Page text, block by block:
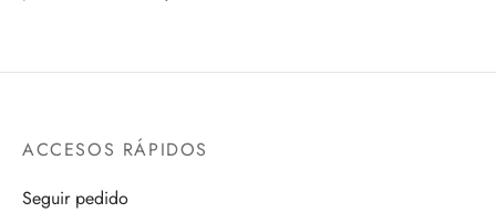
ACCESOS RÁPIDOS
Seguir pedido